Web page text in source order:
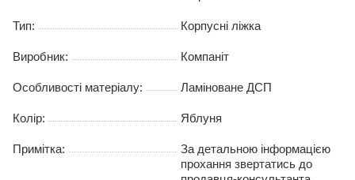
Тип: Корпусні ліжка
Виробник: Компаніт
Особливості матеріалу: Ламіноване ДСП
Колір: Яблуня
Примітка:
За детальною інформацією
прохання звертатись до